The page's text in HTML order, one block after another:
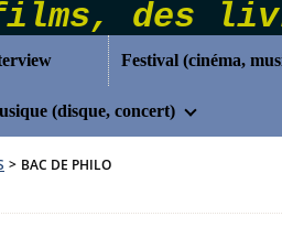
(disque, concert)
> BAC DE PHILO